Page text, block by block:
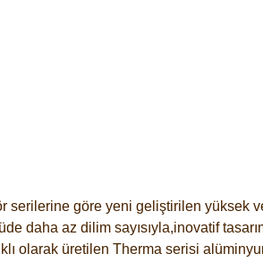
serilerine göre yeni geliştirilen yüksek
daha az dilim sayısıyla,inovatif
olarak üretilen Therma serisi